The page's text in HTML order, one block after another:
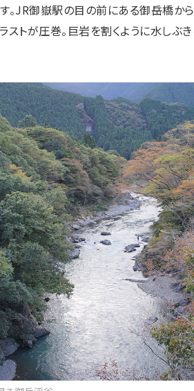
。JR御嶽駅の目の前にある御岳橋か
ストが圧巻。巨岩を割くように水しぶ